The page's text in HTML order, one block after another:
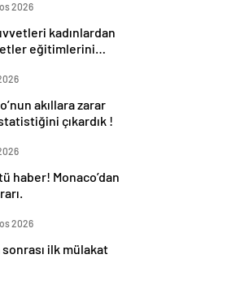
2026
kadınlardan
eğitimlerini
akıllara zarar
çıkardık !
haber! Monaco’dan
2026
ilk mülakat